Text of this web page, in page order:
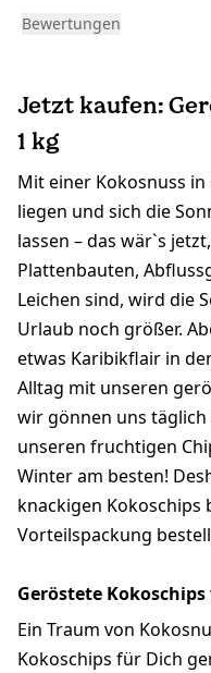
Bewertungen
Jetzt kaufen:
1 kg
Mit einer Kokosnuss
liegen und sich die
lassen – das wär`s
Plattenbauten,
Leichen sind, wird die
Urlaub noch größer.
etwas Karibikflair in
Alltag mit unseren
wir gönnen uns
unseren fruchtigen
Winter am besten!
knackigen Kokoschips
Vorteilspackung
Geröstete
Ein Traum von
Kokoschips für Dich